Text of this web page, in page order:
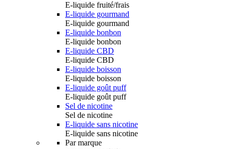
E-liquide fruité/frais
E-liquide gourmand
E-liquide gourmand
E-liquide bonbon
E-liquide bonbon
E-liquide CBD
E-liquide CBD
E-liquide boisson
E-liquide boisson
E-liquide goût puff
E-liquide goût puff
Sel de nicotine
Sel de nicotine
E-liquide sans nicotine
E-liquide sans nicotine
Par marque